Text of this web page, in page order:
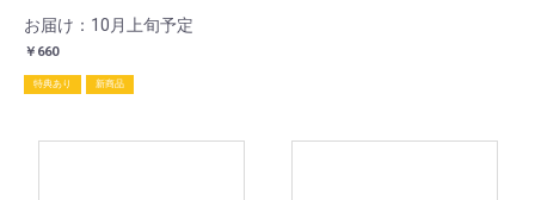
お届け：10月上旬予定
￥660
特典あり 新商品